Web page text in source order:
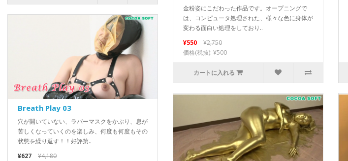
Breath Play 03
穴が開いていない、ラバーマスクをかぶり、息が
苦しくなっていくのを楽しみ、何度も何度もその
状態を繰り返す！！好評第..
¥627
¥4,180
金粉姿にこだわった作品です。オープニングで
は、コンピュータ処理された、様々な色に身体が
変わる面白い処理をしており..
¥550
¥2,750
価格(税抜): ¥500
カートに入れる